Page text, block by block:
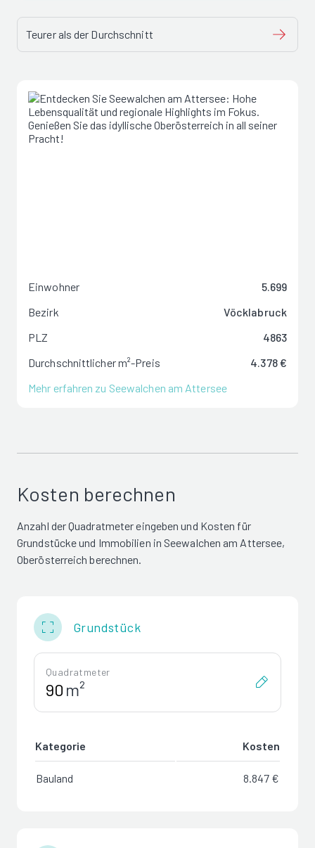
Teurer als der Durchschnitt
Einwohner
5.699
Bezirk
Vöcklabruck
PLZ
4863
Durchschnittlicher m²-Preis
4.378 €
Mehr erfahren zu Seewalchen am Attersee
Kosten berechnen
Anzahl der Quadratmeter eingeben und Kosten für
Grundstücke und Immobilien in Seewalchen am Attersee,
Oberösterreich berechnen.
Grundstück
Quadratmeter
m²
Kategorie Kosten
Bauland 8.847 €